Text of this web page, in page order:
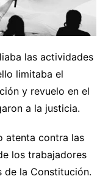
las actividades
limitaba el
y revuelo en el
a la justicia.
atenta contra las
los trabajadores
de la Constitución.